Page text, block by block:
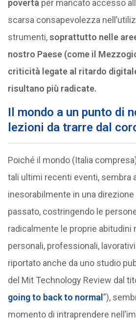
povertà per mancato accesso
scarsa consapevolezza
strumenti,soprattutto nelle
nostro Paese (come il
criticità legate al ritardo
risultano più radicate.
Il mondo a un punto di
lezioni da trarre dal
Poiché il mondo (Italia
tali ultimi recenti eventi, sembra
inesorabilmente in una direzione
passato, costringendo le
radicalmente le proprie abitudini
personali, professionali,
riportato anche da uno studio
del Mit Technology Review dal
going to back to normal ”),
momento di intraprendere